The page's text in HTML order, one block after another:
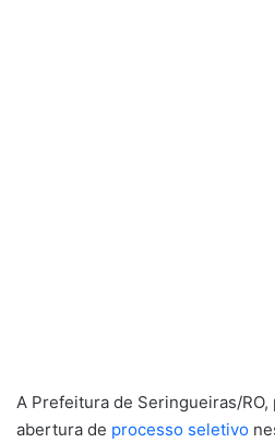
A Prefeitura de Seringueiras/
abertura de processo seletivo